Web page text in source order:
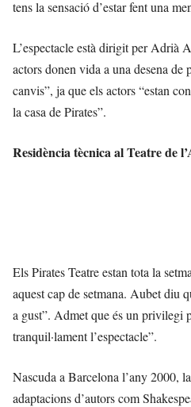
tens la sensació d’estar fent una
L’espectacle està dirigit per Adrià
actors donen vida a una desena de
canvis”, ja que els actors “estan
la casa de Pirates”.
Residència tècnica al Teatre de
Els Pirates Teatre estan tota la
aquest cap de setmana. Aubet diu
a gust”. Admet que és un privilegi
tranquil·lament l’espectacle”.
Nascuda a Barcelona l’any 2000,
adaptacions d’autors com